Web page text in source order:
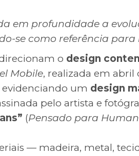
em profundidade a
se como referência
o design
Mobile, realizada em abril
evidenciando um design
pelo artista e
(Pensado para
— madeira, metal,